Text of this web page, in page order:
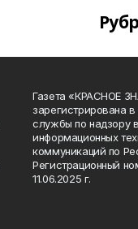
Газета «КРАСНОЕ
зарегистрирована
службы по надзору
информационных
коммуникаций по
Регистрационный
11.06.2025 г.